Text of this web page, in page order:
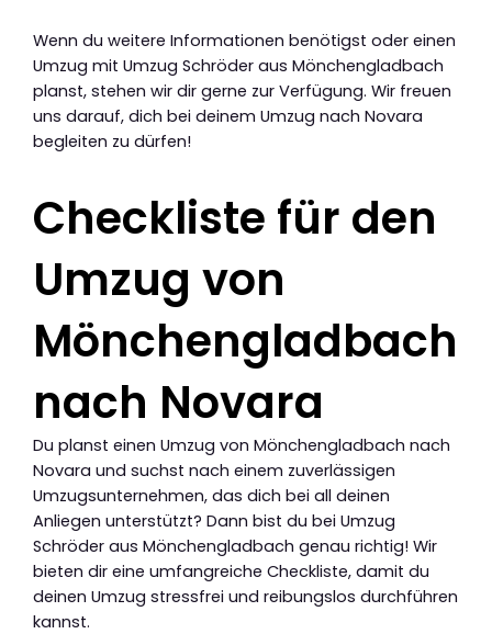
Wenn du weitere Informationen benötigst oder einen
Umzug mit Umzug Schröder aus Mönchengladbach
planst, stehen wir dir gerne zur Verfügung. Wir freuen
uns darauf, dich bei deinem Umzug nach Novara
begleiten zu dürfen!
Checkliste für den
Umzug von
Mönchengladbach
nach Novara
Du planst einen Umzug von Mönchengladbach nach
Novara und suchst nach einem zuverlässigen
Umzugsunternehmen, das dich bei all deinen
Anliegen unterstützt? Dann bist du bei Umzug
Schröder aus Mönchengladbach genau richtig! Wir
bieten dir eine umfangreiche Checkliste, damit du
deinen Umzug stressfrei und reibungslos durchführen
kannst.